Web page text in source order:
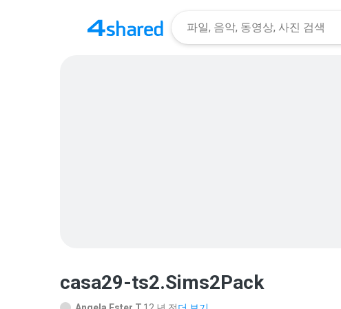
casa29-ts2.Sims2Pack